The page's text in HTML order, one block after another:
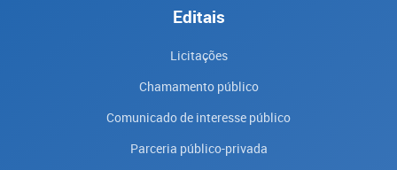
Editais
Licitações
Chamamento público
Comunicado de interesse público
Parceria público-privada